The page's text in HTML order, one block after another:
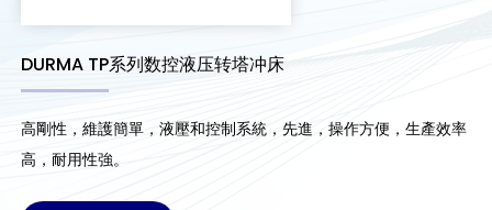
DURMA TP系列数控液压转塔冲床
高剛性，維護簡單，液壓和控制系統，先進，操作方便，生產效率
高，耐用性強。